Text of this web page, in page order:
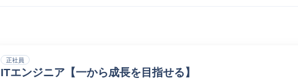
正社員
ITエンジニア【一から成長を目指せる】